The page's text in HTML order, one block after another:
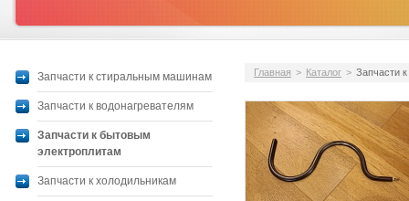
Запчасти к стиральным машинам
Запчасти к водонагревателям
Запчасти к бытовым
электроплитам
Запчасти к холодильникам
Главная > Каталог > Запчасти